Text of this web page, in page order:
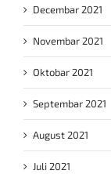
Decembar 2021
Novembar 2021
Oktobar 2021
Septembar 2021
August 2021
Juli 2021